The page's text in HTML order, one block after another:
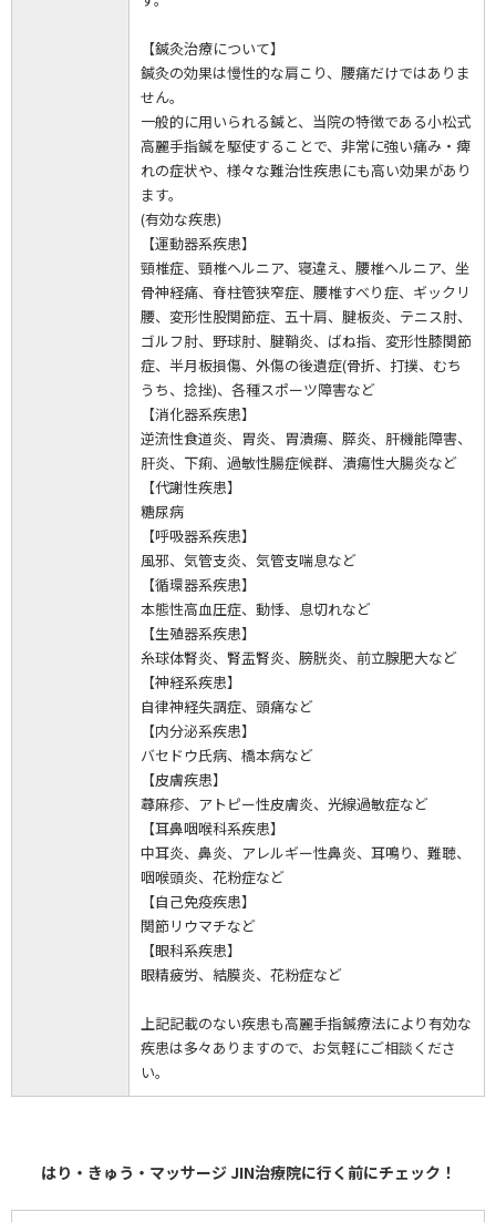
【鍼灸治療について】
鍼灸の効果は慢性的な肩こり、腰痛だけではありま
せん。
一般的に用いられる鍼と、当院の特徴である小松式
高麗手指鍼を駆使することで、非常に強い痛み・痺
れの症状や、様々な難治性疾患にも高い効果があり
ます。
(有効な疾患)
【運動器系疾患】
頸椎症、頸椎ヘルニア、寝違え、腰椎ヘルニア、坐
骨神経痛、脊柱管狭窄症、腰椎すべり症、ギックリ
腰、変形性股関節症、五十肩、腱板炎、テニス肘、
ゴルフ肘、野球肘、腱鞘炎、ばね指、変形性膝関節
症、半月板損傷、外傷の後遺症(骨折、打撲、むち
うち、捻挫)、各種スポーツ障害など
【消化器系疾患】
逆流性食道炎、胃炎、胃潰瘍、膵炎、肝機能障害、
肝炎、下痢、過敏性腸症候群、潰瘍性大腸炎など
【代謝性疾患】
糖尿病
【呼吸器系疾患】
風邪、気管支炎、気管支喘息など
【循環器系疾患】
本態性高血圧症、動悸、息切れなど
【生殖器系疾患】
糸球体腎炎、腎盂腎炎、膀胱炎、前立腺肥大など
【神経系疾患】
自律神経失調症、頭痛など
【内分泌系疾患】
バセドウ氏病、橋本病など
【皮膚疾患】
蕁麻疹、アトピー性皮膚炎、光線過敏症など
【耳鼻咽喉科系疾患】
中耳炎、鼻炎、アレルギー性鼻炎、耳鳴り、難聴、
咽喉頭炎、花粉症など
【自己免疫疾患】
関節リウマチなど
【眼科系疾患】
眼精疲労、結膜炎、花粉症など
上記記載のない疾患も高麗手指鍼療法により有効な
疾患は多々ありますので、お気軽にご相談くださ
い。
はり・きゅう・マッサージ JIN治療院に行く前にチェック！